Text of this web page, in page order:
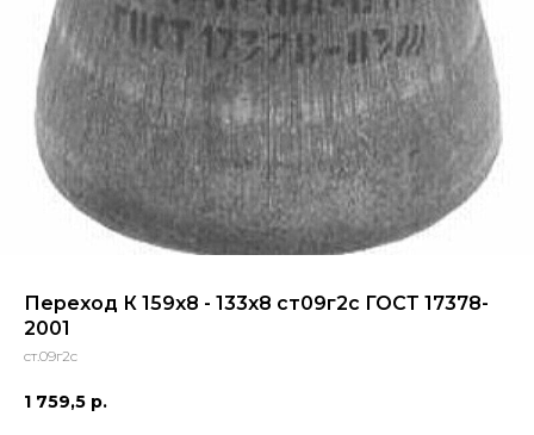
Переход К 159х8 - 133х8 ст09г2с ГОСТ 17378-
2001
ст.09г2с
1 759,5 р.